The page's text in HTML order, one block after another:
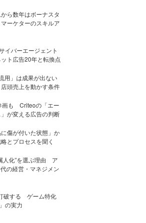
ら数年はボーナスタ
ーケターのスキルア
イバーエージェント
ト広告20年と転換点
用」は成果が出ない
頭売上を動かす条件
画も Criteoの「エー
が変える広告の判断
傷が付いた状態」か
とプロセスを聞く
人化”を選ぶ理由 ア
の経営・マネジメン
破する ゲーム特化
の実力